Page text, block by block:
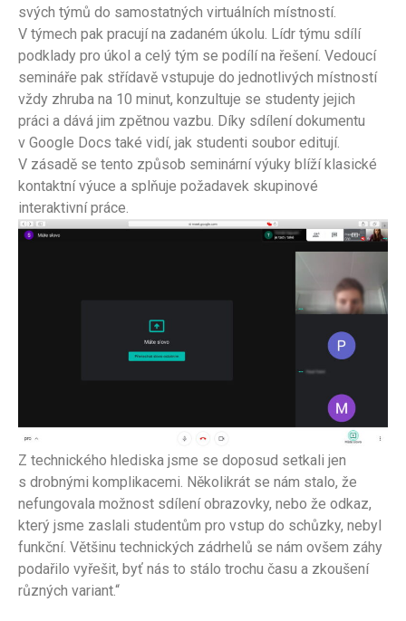
svých týmů do samostatných virtuálních místností.
V týmech pak pracují na zadaném úkolu. Lídr týmu sdílí
podklady pro úkol a celý tým se podílí na řešení. Vedoucí
semináře pak střídavě vstupuje do jednotlivých místností
vždy zhruba na 10 minut, konzultuje se studenty jejich
práci a dává jim zpětnou vazbu. Díky sdílení dokumentu
v Google Docs také vidí, jak studenti soubor editují.
V zásadě se tento způsob seminární výuky blíží klasické
kontaktní výuce a splňuje požadavek skupinové
interaktivní práce.
Z technického hlediska jsme se doposud setkali jen
s drobnými komplikacemi. Několikrát se nám stalo, že
nefungovala možnost sdílení obrazovky, nebo že odkaz,
který jsme zaslali studentům pro vstup do schůzky, nebyl
funkční. Většinu technických zádrhelů se nám ovšem záhy
podařilo vyřešit, byť nás to stálo trochu času a zkoušení
různých variant.“